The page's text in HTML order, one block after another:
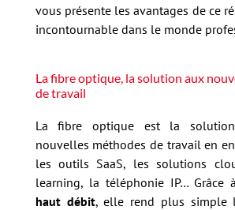
vous présente les avantages de ce
incontournable dans le monde
La fibre optique, la solution aux
de travail
La fibre optique est la
nouvelles méthodes de travail en
les outils SaaS, les solutions
learning, la téléphonie IP… Grâce
haut débit, elle rend plus simple